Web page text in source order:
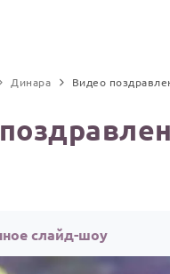
Динара Видео
слайд-шоу